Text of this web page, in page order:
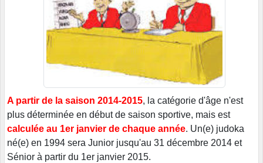
A partir de la saison 2014-2015, la catégorie d'âge n'est
plus déterminée en début de saison sportive, mais est
calculée au 1er janvier de chaque année. Un(e) judoka
né(e) en 1994 sera Junior jusqu'au 31 décembre 2014 et
Sénior à partir du 1er janvier 2015.